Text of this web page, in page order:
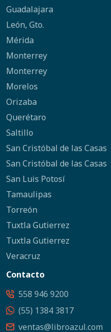
Guadalajara
León, Gto.
Mérida
Monterrey
Monterrey
Morelos
Orizaba
Querétaro
Saltillo
San Cristóbal de las Casas
San Cristóbal de las Casas
San Luis Potosí
Tamaulipas
Torreón
Tuxtla Gutierrez
Tuxtla Gutierrez
Veracruz
Contacto
558 946 9200
(55) 1384 3817
ventas@libroazul.com